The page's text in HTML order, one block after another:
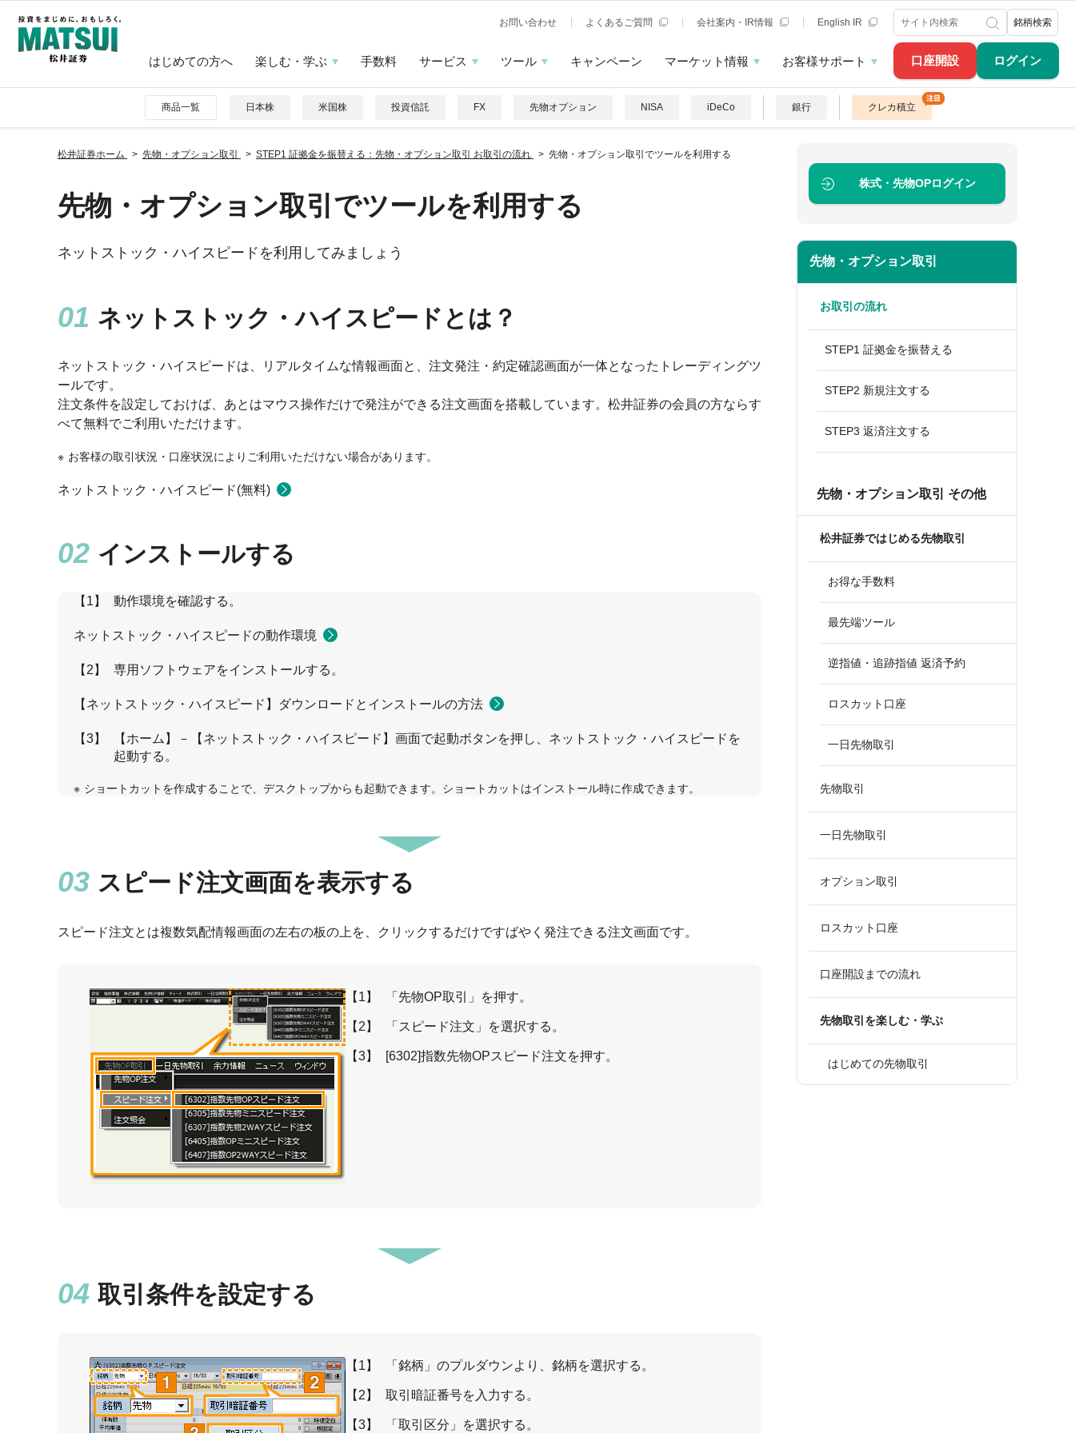
口座開設 ログイン
お問い合わせ よくあるご質問 会社案内・IR情報 English IR 銘柄検索
はじめての方へ 楽しむ・学ぶ 手数料 サービス ツール キャンペーン マーケット情報 お客様サポート
商品一覧 日本株 米国株 投資信託 FX 先物オプション NISA iDeCo 銀行 クレカ積立
松井証券ホーム 先物・オプション取引 STEP1 証拠金を振替える：先物・オプション取引 お取引の流れ 先物・オプション取引でツールを利用する
先物・オプション取引でツールを利用する
ネットストック・ハイスピードを利用してみましょう
ネットストック・ハイスピードとは？
ネットストック・ハイスピードは、リアルタイムな情報画面と、注文発注・約定確認画面が一体となったトレーディングツ
ールです。
注文条件を設定しておけば、あとはマウス操作だけで発注ができる注文画面を搭載しています。松井証券の会員の方ならす
べて無料でご利用いただけます。
お客様の取引状況・口座状況によりご利用いただけない場合があります。
ネットストック・ハイスピード(無料)
インストールする
【1】 動作環境を確認する。
ネットストック・ハイスピードの動作環境
【2】 専用ソフトウェアをインストールする。
【ネットストック・ハイスピード】ダウンロードとインストールの方法
【3】
【ホーム】－【ネットストック・ハイスピード】画面で起動ボタンを押し、ネットストック・ハイスピードを
起動する。
ショートカットを作成することで、デスクトップからも起動できます。ショートカットはインストール時に作成できます。
スピード注文画面を表示する
スピード注文とは複数気配情報画面の左右の板の上を、クリックするだけですばやく発注できる注文画面です。
【1】 「先物OP取引」を押す。
【2】 「スピード注文」を選択する。
【3】 [6302]指数先物OPスピード注文を押す。
取引条件を設定する
【1】 「銘柄」のプルダウンより、銘柄を選択する。
【2】 取引暗証番号を入力する。
【3】 「取引区分」を選択する。
株式・先物OPログイン
先物・オプション取引
お取引の流れ
STEP1 証拠金を振替える
STEP2 新規注文する
STEP3 返済注文する
先物・オプション取引 その他
松井証券ではじめる先物取引
お得な手数料
最先端ツール
逆指値・追跡指値 返済予約
ロスカット口座
一日先物取引
先物取引
一日先物取引
オプション取引
ロスカット口座
口座開設までの流れ
先物取引を楽しむ・学ぶ
はじめての先物取引